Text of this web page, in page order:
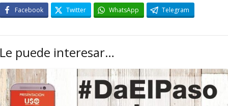
Facebook Twitter WhatsApp Telegram
Le puede interesar…